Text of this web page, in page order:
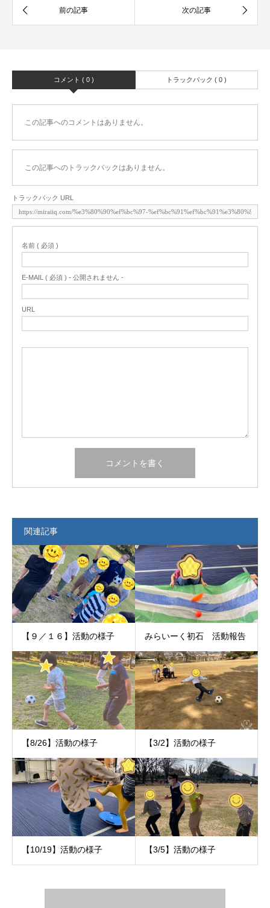
コメント ( 0 ) トラックバック ( 0 )
この記事へのコメントはありません。
この記事へのトラックバックはありません。
トラックバック URL
名前 ( 必須 )
E-MAIL ( 必須 ) - 公開されません -
URL
関連記事
【９／１６】活動の様子 みらいーく初石 活動報告
【8/26】活動の様子 【3/2】活動の様子
【10/19】活動の様子 【3/5】活動の様子